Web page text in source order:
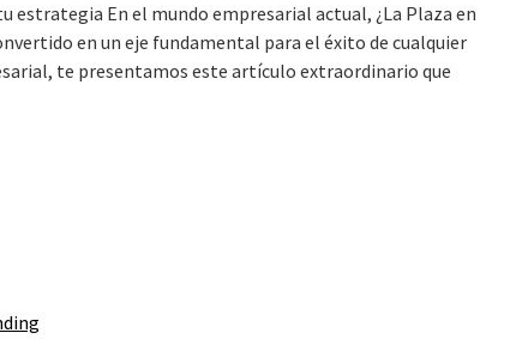
estrategia En el mundo empresarial actual, ¿La Plaza en
en un eje fundamental para el éxito de cualquier
te presentamos este artículo extraordinario que